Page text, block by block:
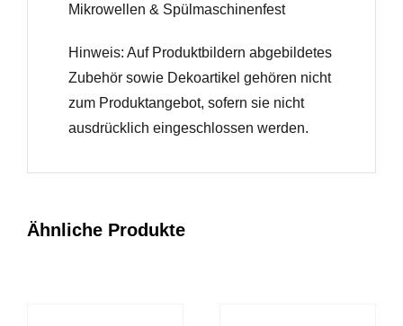
Mikrowellen & Spülmaschinenfest
Hinweis: Auf Produktbildern abgebildetes
Zubehör sowie Dekoartikel gehören nicht
zum Produktangebot, sofern sie nicht
ausdrücklich eingeschlossen werden.
Ähnliche Produkte